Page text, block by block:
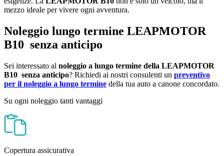
mezzo ideale per vivere ogni avventura.
Noleggio lungo termine LEAPMOTOR
B10 senza anticipo
Sei interessato al noleggio a lungo termine della LEAPMOTOR
B10 senza anticipo? Richiedi ai nostri consulenti un preventivo
per il noleggio a lungo termine della tua auto a canone concordato.
Su ogni noleggio tanti vantaggi
Copertura assicurativa